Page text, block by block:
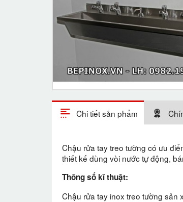
Chi tiết sản phẩm
Chậu rửa tay treo tường có ưu
thiết kế dùng vòi nước tự động,
Thông số kĩ thuật:
Chậu rửa tay inox treo tường sản